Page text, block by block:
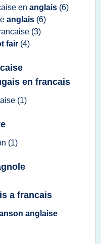
en anglais (6)
anglais (6)
(3)
fair (4)
en francais
(1)
(1)
a francais
anglaise